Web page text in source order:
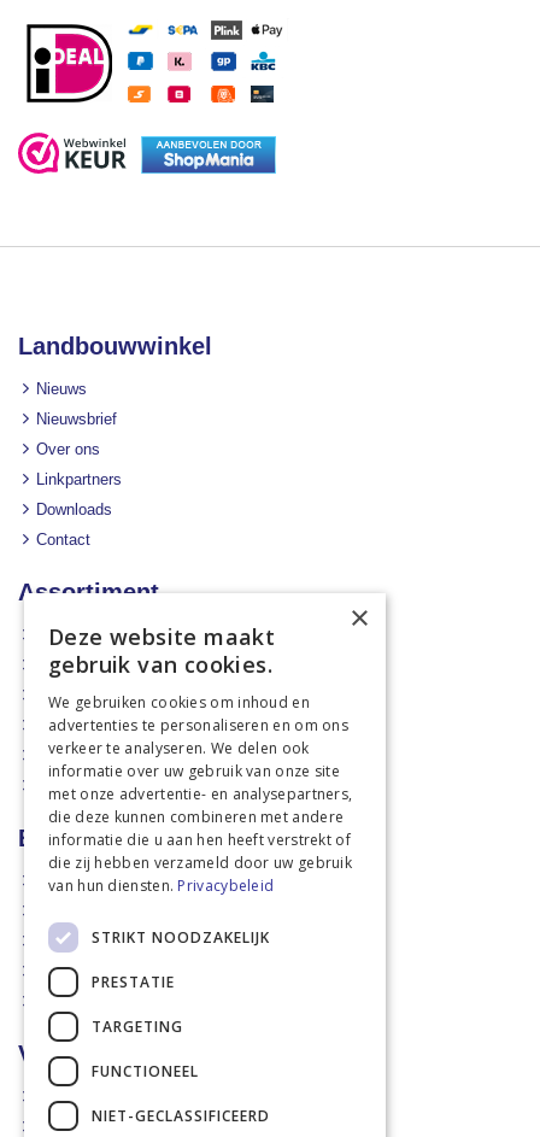
Landbouwwinkel
Nieuws
Nieuwsbrief
Over ons
Linkpartners
Downloads
Contact
Assortiment
Aanbiedingen
Mechanisatie
Stal & Erf
Weidetechniek
Dierbenodigdheden
Actiefolders
Betalen en verzenden
Hoe bestellen?
Afhaalmogelijkheden
Verzendkosten
Retouren
Voorwaarden
Privacy policy & Cookies
×
Deze website maakt
gebruik van cookies.
We gebruiken cookies om inhoud en
advertenties te personaliseren en om ons
verkeer te analyseren. We delen ook
informatie over uw gebruik van onze site
met onze advertentie- en analysepartners,
die deze kunnen combineren met andere
informatie die u aan hen heeft verstrekt of
die zij hebben verzameld door uw gebruik
van hun diensten. Privacybeleid
STRIKT NOODZAKELIJK
PRESTATIE
TARGETING
FUNCTIONEEL
NIET-GECLASSIFICEERD